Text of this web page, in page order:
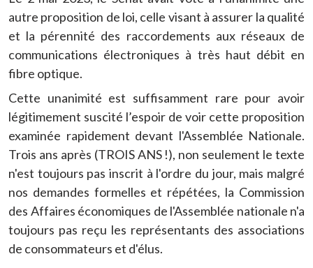
autre proposition de loi, celle visant à assurer la qualité
et la pérennité des raccordements aux réseaux de
communications électroniques à très haut débit en
fibre optique.
Cette unanimité est suffisamment rare pour avoir
légitimement suscité l’espoir de voir cette proposition
examinée rapidement devant l'Assemblée Nationale.
Trois ans après (TROIS ANS !), non seulement le texte
n'est toujours pas inscrit à l'ordre du jour, mais malgré
nos demandes formelles et répétées, la Commission
des Affaires économiques de l'Assemblée nationale n'a
toujours pas reçu les représentants des associations
de consommateurs et d'élus.